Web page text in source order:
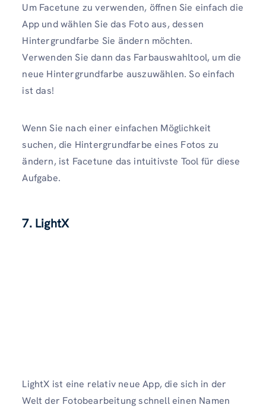
Um Facetune zu verwenden, öffnen Sie einfach die
App und wählen Sie das Foto aus, dessen
Hintergrundfarbe Sie ändern möchten.
Verwenden Sie dann das Farbauswahltool, um die
neue Hintergrundfarbe auszuwählen. So einfach
ist das!
Wenn Sie nach einer einfachen Möglichkeit
suchen, die Hintergrundfarbe eines Fotos zu
ändern, ist Facetune das intuitivste Tool für diese
Aufgabe.
7. LightX
LightX ist eine relativ neue App, die sich in der
Welt der Fotobearbeitung schnell einen Namen